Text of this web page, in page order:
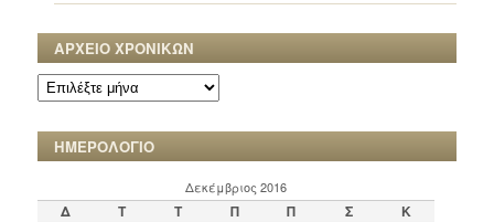
ΑΡΧΕΙΟ ΧΡΟΝΙΚΩΝ
ΑΡΧΕΙΟ
ΧΡΟΝΙΚΩΝ
ΗΜΕΡΟΛΟΓΙΟ
Δεκέμβριος 2016
Δ Τ Τ Π Π Σ Κ